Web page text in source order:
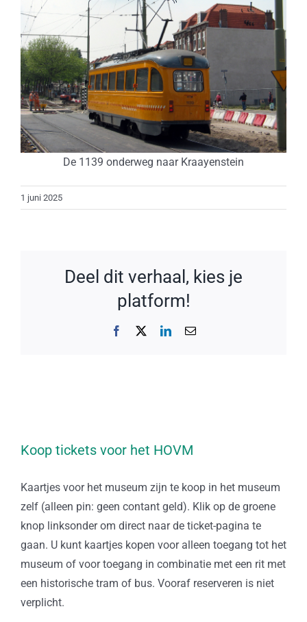
De 1139 onderweg naar Kraayenstein
1 juni 2025
Deel dit verhaal, kies je
platform!
Facebook LinkedIn
E-
Koop tickets voor het HOVM
Kaartjes voor het museum zijn te koop in het museum
zelf (alleen pin: geen contant geld). Klik op de groene
knop linksonder om direct naar de ticket-pagina te
gaan. U kunt kaartjes kopen voor alleen toegang tot het
museum of voor toegang in combinatie met een rit met
een historische tram of bus. Vooraf reserveren is niet
verplicht.